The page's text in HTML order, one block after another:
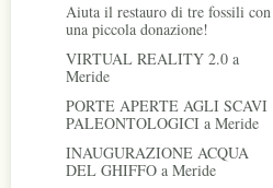
Aiuta il restauro di tre fossili con
una piccola donazione!
VIRTUAL REALITY 2.0 a
Meride
PORTE APERTE AGLI SCAVI
PALEONTOLOGICI a Meride
INAUGURAZIONE ACQUA
DEL GHIFFO a Meride